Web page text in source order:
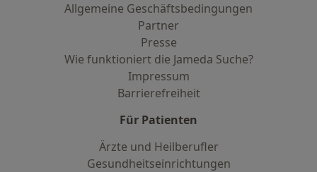
Allgemeine Geschäftsbedingungen
Partner
Presse
Wie funktioniert die Jameda Suche?
Impressum
Barrierefreiheit
Für Patienten
Ärzte und Heilberufler
Gesundheitseinrichtungen